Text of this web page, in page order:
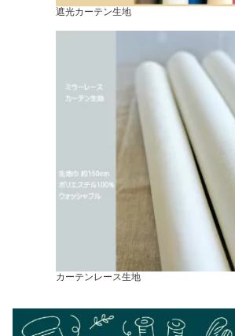
遮光カーテン生地
カーテンレース生地